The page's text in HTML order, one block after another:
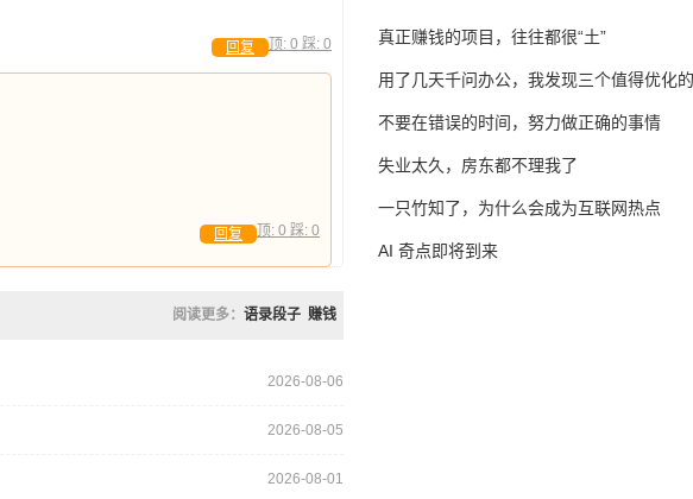
顶: 0 踩: 0
回复
顶: 0 踩: 0
回复
阅读更多： 语录段子 赚钱
2026-08-06
2026-08-05
2026-08-01
真正赚钱的项目，往往都很“土”
用了几天千问办公，我发现三个值得优化
不要在错误的时间，努力做正确的事情
失业太久，房东都不理我了
一只竹知了，为什么会成为互联网热点
AI 奇点即将到来